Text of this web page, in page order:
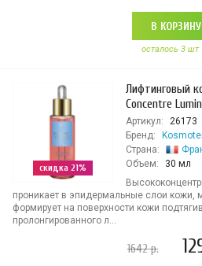
В КОРЗИНУ
осталось 3 шт
скидка 21%
Лифтинговый
Concentre
Артикул:
26173
Бренд:
Страна:
Объем:
30 мл
проникает в эпидермальные слои кожи,
формирует на поверхности кожи
пролонгированного л...
1642р.